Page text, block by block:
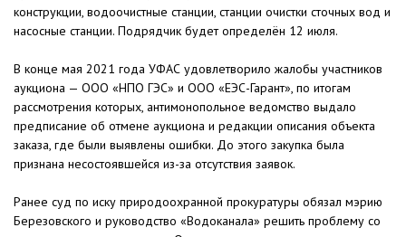
конструкции, водоочистные станции, станции очистки сточных вод и
насосные станции. Подрядчик будет определён 12 июля.
В конце мая 2021 года УФАС удовлетворило жалобы участников
аукциона — ООО «НПО ГЭС» и ООО «ЕЭС-Гарант», по итогам
рассмотрения которых, антимонопольное ведомство выдало
предписание об отмене аукциона и редакции описания объекта
заказа, где были выявлены ошибки. До этого закупка была
признана несостоявшейся из-за отсутствия заявок.
Ранее суд по иску природоохранной прокуратуры обязал мэрию
Березовского и руководство «Водоканала» решить проблему со